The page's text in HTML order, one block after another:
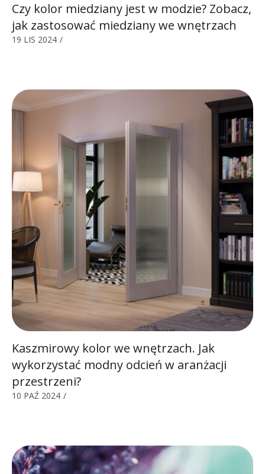
Czy kolor miedziany jest w modzie? Zobacz,
jak zastosować miedziany we wnętrzach
19 LIS 2024 /
Kaszmirowy kolor we wnętrzach. Jak
wykorzystać modny odcień w aranżacji
przestrzeni?
10 PAŹ 2024 /